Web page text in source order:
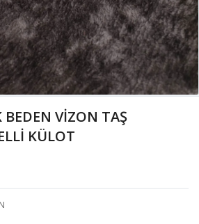
BEDEN VİZON TAŞ
KÜLOT